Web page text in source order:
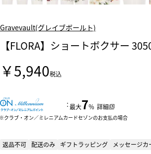
Gravevault(グレイブボールト)
【FLORA】ショートボクサー
￥5,940税込
：最大7％ 詳細
クラブ・オン／ミレニアムカードセゾンのお支払の場合
返品不可 配送のみ ギフトラッピング メッセージカ